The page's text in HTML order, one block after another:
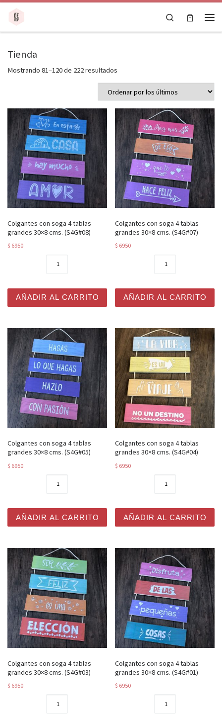
Saltar al contenido
Search
Tienda
Mostrando 81–120 de 222 resultados
Colgantes con soga 4 tablas
grandes 30×8 cms. (S4G#08)
$ 6950
AÑADIR AL CARRITO
Colgantes con soga 4 tablas
grandes 30×8 cms. (S4G#07)
$ 6950
AÑADIR AL CARRITO
Colgantes con soga 4 tablas
grandes 30×8 cms. (S4G#05)
$ 6950
AÑADIR AL CARRITO
Colgantes con soga 4 tablas
grandes 30×8 cms. (S4G#04)
$ 6950
AÑADIR AL CARRITO
Colgantes con soga 4 tablas
grandes 30×8 cms. (S4G#03)
$ 6950
Colgantes con soga 4 tablas
grandes 30×8 cms. (S4G#01)
$ 6950